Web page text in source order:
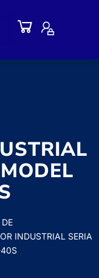
INDUSTRIAL SERIA